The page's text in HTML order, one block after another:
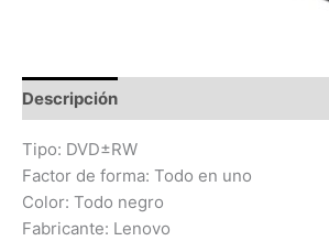
Descripción
Tipo: DVD±RW
Factor de forma: Todo en uno
Color: Todo negro
Fabricante: Lenovo